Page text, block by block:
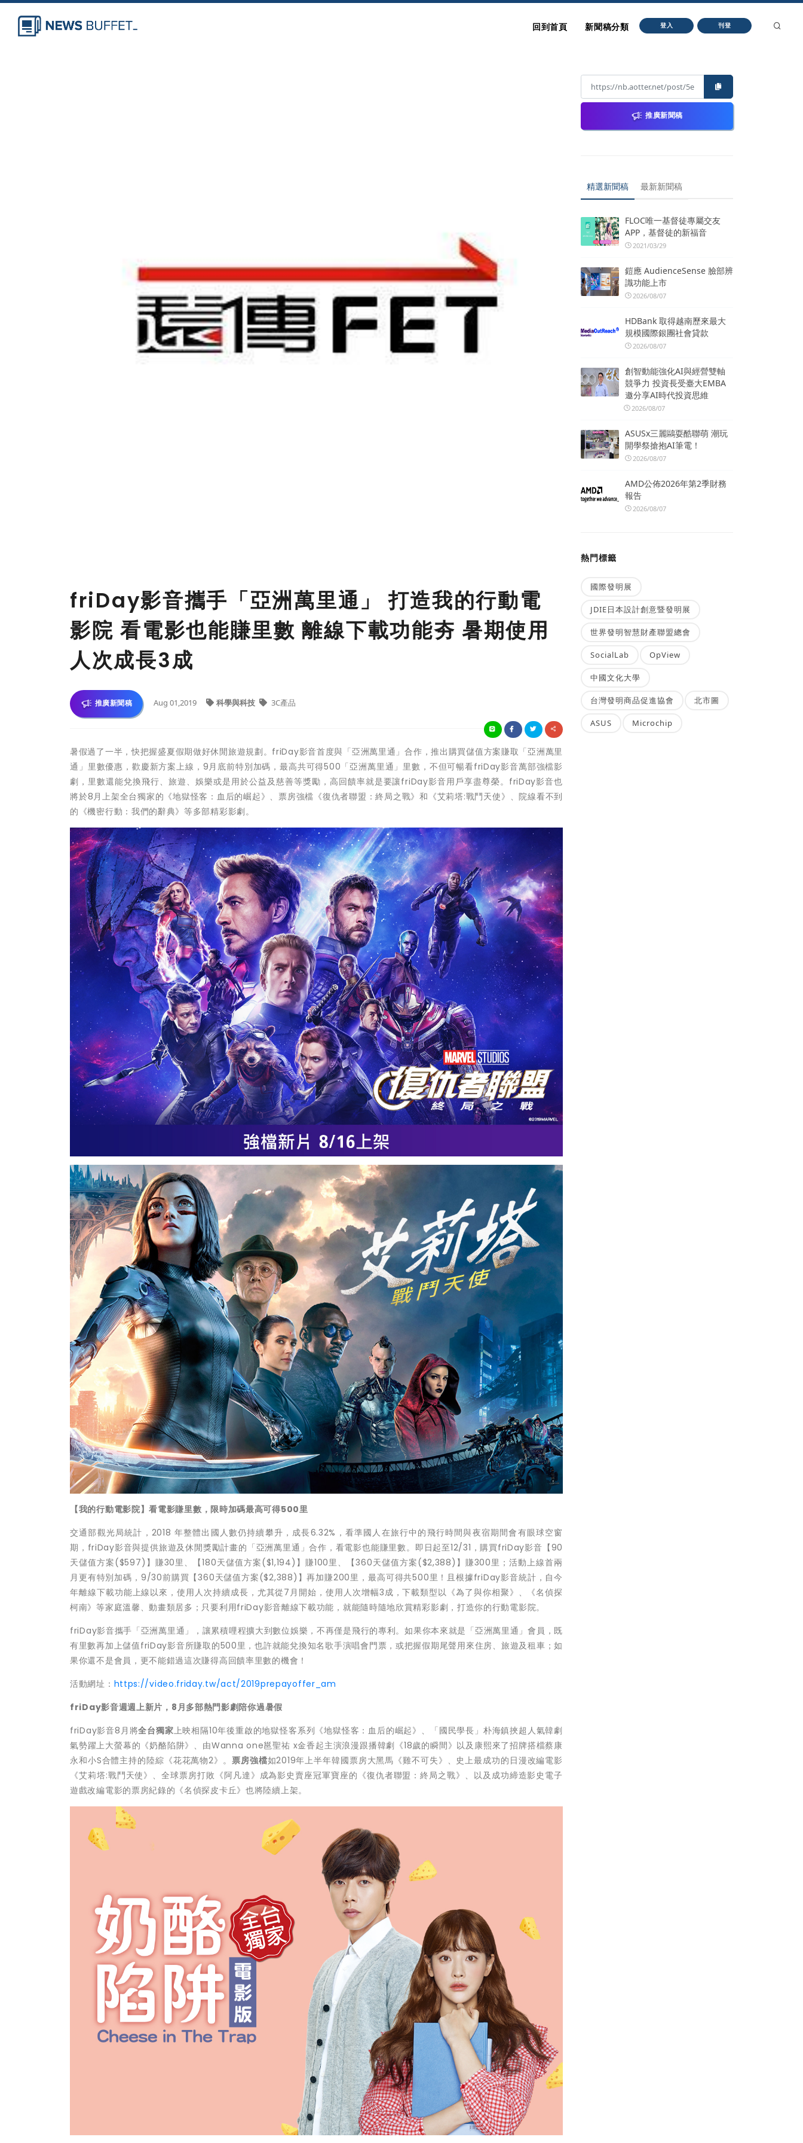
回到首頁 新聞稿分類 登入 刊登
friDay影音攜手「亞洲萬里通」 打造我的行動電
影院 看電影也能賺里數 離線下載功能夯 暑期使用
人次成長3成
推廣新聞稿 Aug 01,2019 科學與科技 3C產品
暑假過了一半，快把握盛夏假期做好休閒旅遊規劃。friDay影音首度與「亞洲萬里通」合作，推出購買儲值方案賺取「亞洲萬里
通」里數優惠，歡慶新方案上線，9月底前特別加碼，最高共可得500「亞洲萬里通」里數，不但可暢看friDay影音萬部強檔影
劇，里數還能兌換飛行、旅遊、娛樂或是用於公益及慈善等獎勵，高回饋率就是要讓friDay影音用戶享盡尊榮。friDay影音也
將於8月上架全台獨家的《地獄怪客：血后的崛起》、票房強檔《復仇者聯盟：終局之戰》和《艾莉塔:戰鬥天使》、院線看不到
的《機密行動：我們的辭典》等多部精彩影劇。
【我的行動電影院】看電影賺里數 ， 限時加碼最高可得500里
交通部觀光局統計，2018 年整體出國人數仍持續攀升，成長6.32%，看準國人在旅行中的飛行時間與夜宿期間會有眼球空窗
期，friDay影音與提供旅遊及休閒獎勵計畫的「亞洲萬里通」合作，看電影也能賺里數。即日起至12/31，購買friDay影音【90
天儲值方案($597)】賺30里、【180天儲值方案($1,194)】賺100里、【360天儲值方案($2,388)】賺300里；活動上線首兩
月更有特別加碼，9/30前購買【360天儲值方案($2,388)】再加賺200里，最高可得共500里！且根據friDay影音統計，自今
年離線下載功能上線以來，使用人次持續成長，尤其從7月開始，使用人次增幅3成，下載類型以《為了與你相聚》、《名偵探
柯南》等家庭溫馨、動畫類居多；只要利用friDay影音離線下載功能，就能隨時隨地欣賞精彩影劇，打造你的行動電影院。
friDay影音攜手「亞洲萬里通」，讓累積哩程擴大到數位娛樂，不再僅是飛行的專利。如果你本來就是「亞洲萬里通」會員，既
有里數再加上儲值friDay影音所賺取的500里，也許就能兌換知名歌手演唱會門票，或把握假期尾聲用來住房、旅遊及租車；如
果你還不是會員，更不能錯過這次賺得高回饋率里數的機會！
活動網址： https://video.friday.tw/act/2019prepayoffer_am
friDay影音週週上新片，8月多部熱門影劇陪你過暑假
friDay影音8月將全台獨家上映相隔10年後重啟的地獄怪客系列《地獄怪客：血后的崛起》、「國民學長」朴海鎮挾超人氣韓劇
氣勢躍上大螢幕的《奶酪陷阱》、由Wanna one邕聖祐 x金香起主演浪漫跟播韓劇《18歲的瞬間》以及康熙來了招牌搭檔蔡康
永和小S合體主持的陸綜《花花萬物2》。 票房強檔如2019年上半年韓國票房大黑馬《雞不可失》、史上最成功的日漫改編電影
《艾莉塔:戰鬥天使》、全球票房打敗《阿凡達》成為影史賣座冠軍寶座的《復仇者聯盟：終局之戰》、以及成功締造影史電子
遊戲改編電影的票房紀錄的《名偵探皮卡丘》也將陸續上架。
推廣新聞稿
精選新聞稿 最新新聞稿
FLOC唯一基督徒專屬交友
APP，基督徒的新福音
2021/03/29
鎧應 AudienceSense 臉部辨
識功能上市
2026/08/07
HDBank 取得越南歷來最大
規模國際銀團社會貸款
2026/08/07
創智動能強化AI與經營雙軸
競爭力 投資長受臺大EMBA
邀分享AI時代投資思維
2026/08/07
ASUSx三麗鷗耍酷聯萌 潮玩
開學祭搶抱AI筆電！
2026/08/07
AMD公佈2026年第2季財務
報告
2026/08/07
熱門標籤
國際發明展
JDIE日本設計創意暨發明展
世界發明智慧財產聯盟總會
SocialLab OpView
中國文化大學
台灣發明商品促進協會 北市圖
ASUS Microchip